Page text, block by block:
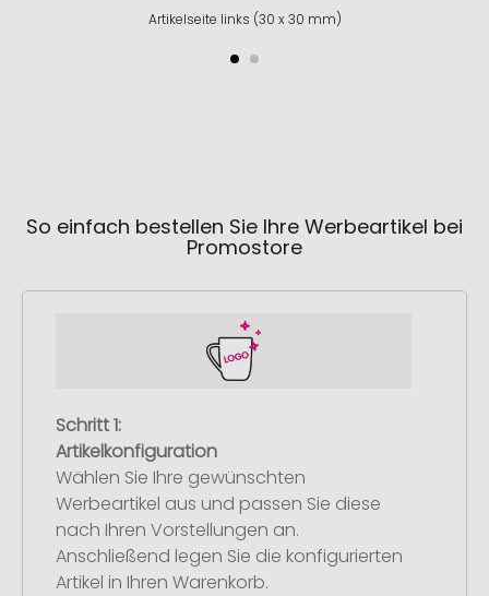
Artikelseite links (30 x 30 mm)
So einfach bestellen Sie Ihre Werbeartikel bei
Promostore
Schritt 1:
Artikelkonfiguration
Wählen Sie Ihre gewünschten
Werbeartikel aus und passen Sie diese
nach Ihren Vorstellungen an.
Anschließend legen Sie die konfigurierten
Artikel in Ihren Warenkorb.